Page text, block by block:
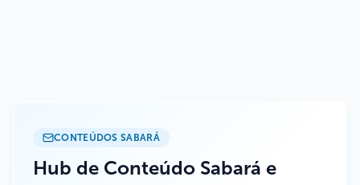
CONTEÚDOS SABARÁ
Hub de Conteúdo Sabará e